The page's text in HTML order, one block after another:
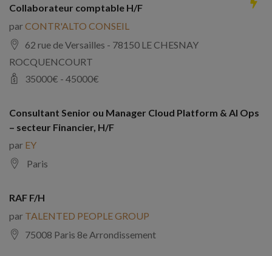
Collaborateur comptable H/F
parCONTR'ALTO CONSEIL
62 rue de Versailles - 78150 LE CHESNAY
ROCQUENCOURT
35000€ - 45000€
Consultant Senior ou Manager Cloud Platform & AI Ops
– secteur Financier, H/F
par EY
Paris
RAF F/H
par TALENTED PEOPLE GROUP
75008 Paris 8e Arrondissement